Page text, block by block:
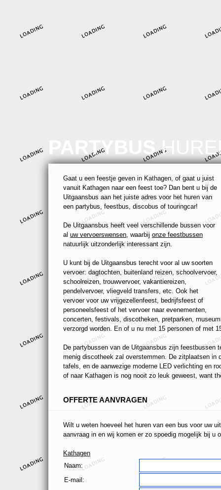
PARTYBUS
Gaat u een feestje geven in Kathagen, of gaat u juist
vanuit Kathagen naar een feest toe? Dan bent u bij de
Uitgaansbus aan het juiste adres voor het huren van
een partybus, feestbus, discobus of touringcar!
De Uitgaansbus heeft veel verschillende bussen voor
al uw vervoerswensen, waarbij onze feestbussen
natuurlijk uitzonderlijk interessant zijn.
U kunt bij de Uitgaansbus terecht voor al uw soorten
vervoer: dagtochten, buitenland reizen, schoolvervoer,
schoolreizen, trouwvervoer, vakantiereizen,
pendelvervoer, vliegveld transfers, etc. Ook het
vervoer voor uw vrijgezellenfeest, bedrijfsfeest of
personeelsfeest of het vervoer naar evenementen,
concerten, festivals, discotheken, pretparken,
verzorgd worden. En of u nu met 15 personen of met
De partybussen van de Uitgaansbus zijn feestbussen
menig discotheek zal overstemmen. De zitplaatsen
tafels, en de aanwezige moderne LED verlichting en
of naar Kathagen is nog nooit zo leuk geweest, want
OFFERTE AANVRAGEN
Wilt u weten hoeveel het huren van een bus voor uw
aanvraag in en wij komen er zo spoedig mogelijk bij u
Kathagen
Naam:
E-mail: